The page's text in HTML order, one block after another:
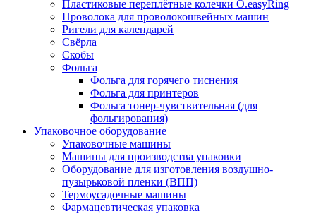
Пластиковые переплётные колечки O.easyRing
Проволока для проволокошвейных машин
Ригели для календарей
Свёрла
Скобы
Фольга
Фольга для горячего тиснения
Фольга для принтеров
Фольга тонер-чувствительная (для
фольгирования)
Упаковочное оборудование
Упаковочные машины
Машины для производства упаковки
Оборудование для изготовления воздушно-
пузырьковой пленки (ВПП)
Термоусадочные машины
Фармацевтическая упаковка